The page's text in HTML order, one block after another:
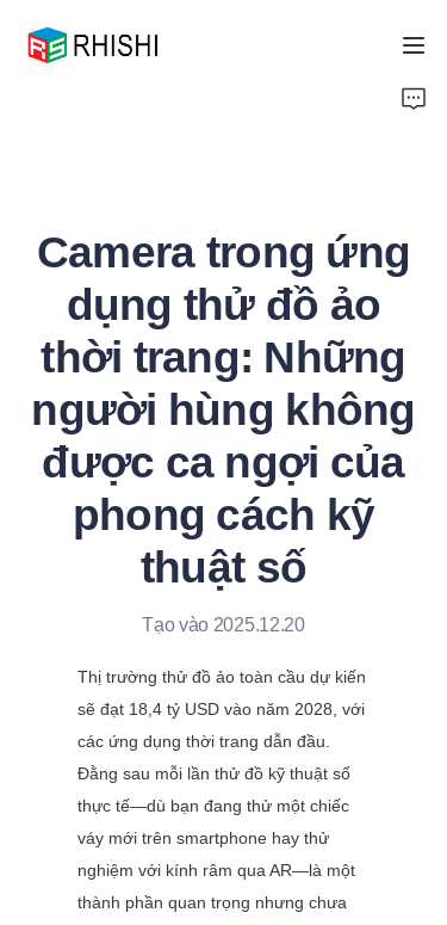
Camera trong ứng
dụng thử đồ ảo
thời trang: Những
người hùng không
được ca ngợi của
phong cách kỹ
thuật số
Tạo vào 2025.12.20
Thị trường thử đồ ảo toàn cầu dự kiến
sẽ đạt 18,4 tỷ USD vào năm 2028, với
các ứng dụng thời trang dẫn đầu.
Đằng sau mỗi lần thử đồ kỹ thuật số
thực tế—dù bạn đang thử một chiếc
váy mới trên smartphone hay thử
nghiệm với kính râm qua AR—là một
thành phần quan trọng nhưng chưa
About Us
News
Support